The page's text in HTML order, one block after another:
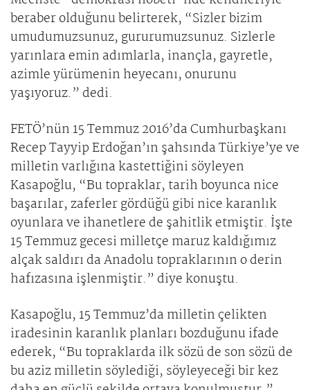
beraber olduğunu belirterek, “Sizler bizim
umudumuzsunuz, gururumuzsunuz. Sizlerle
yarınlara emin adımlarla, inançla, gayretle,
azimle yürümenin heyecanı, onurunu
yaşıyoruz.” dedi.
FETÖ’nün 15 Temmuz 2016’da Cumhurbaşkanı
Recep Tayyip Erdoğan’ın şahsında Türkiye’ye ve
milletin varlığına kastettiğini söyleyen
Kasapoğlu, “Bu topraklar, tarih boyunca nice
başarılar, zaferler gördüğü gibi nice karanlık
oyunlara ve ihanetlere de şahitlik etmiştir. İşte
15 Temmuz gecesi milletçe maruz kaldığımız
alçak saldırı da Anadolu topraklarının o derin
hafızasına işlenmiştir.” diye konuştu.
Kasapoğlu, 15 Temmuz’da milletin çelikten
iradesinin karanlık planları bozduğunu ifade
ederek, “Bu topraklarda ilk sözü de son sözü de
bu aziz milletin söylediği, söyleyeceği bir kez